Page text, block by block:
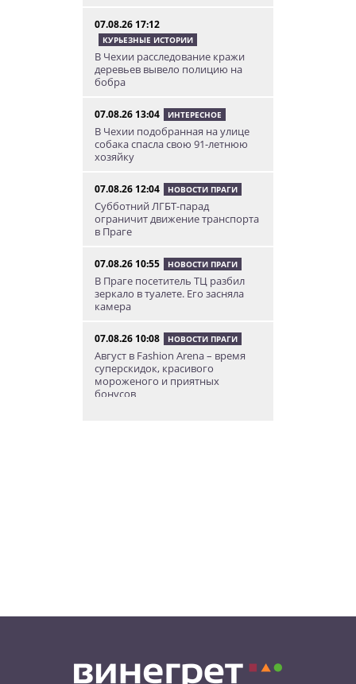
07.08.26 17:12
КУРЬЕЗНЫЕ ИСТОРИИ
В Чехии расследование кражи
деревьев вывело полицию на
бобра
07.08.26 13:04 ИНТЕРЕСНОЕ
В Чехии подобранная на улице
собака спасла свою 91-летнюю
хозяйку
07.08.26 12:04 НОВОСТИ ПРАГИ
Субботний ЛГБТ-парад
ограничит движение транспорта
в Праге
07.08.26 10:55 НОВОСТИ ПРАГИ
В Праге посетитель ТЦ разбил
зеркало в туалете. Его засняла
камера
07.08.26 10:08 НОВОСТИ ПРАГИ
Август в Fashion Arena – время
суперскидок, красивого
мороженого и приятных
бонусов
Молотова» в дом с ребенком